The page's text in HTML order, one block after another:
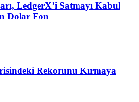
LedgerX’i Satmayı Kabul
Dolar Fon
Rekorunu Kırmaya